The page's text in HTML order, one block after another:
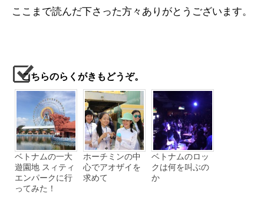
ここまで読んだ下さった方々ありがとうございます。
こちらのらくがきもどうぞ。
ベトナムの一大
遊園地 スィティ
エンパークに行
ってみた！
ホーチミンの中
心でアオザイを
求めて
ベトナムのロッ
クは何を叫ぶの
か